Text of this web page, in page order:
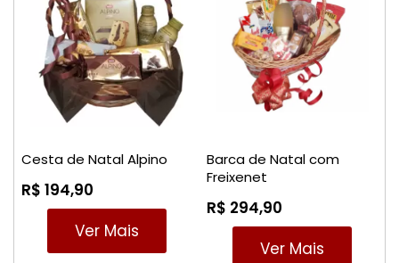
Cesta de Natal Alpino
R$ 194,90
Ver Mais
Barca de Natal com
Freixenet
R$ 294,90
Ver Mais